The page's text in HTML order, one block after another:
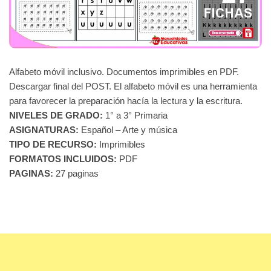
Alfabeto móvil inclusivo. Documentos imprimibles en PDF.
Descargar final del POST. El alfabeto móvil es una herramienta
para favorecer la preparación hacía la lectura y la escritura.
NIVELES DE GRADO: 1° a 3° Primaria
ASIGNATURAS: Español – Arte y música
TIPO DE RECURSO: Imprimibles
FORMATOS INCLUIDOS: PDF
PAGINAS: 27 paginas